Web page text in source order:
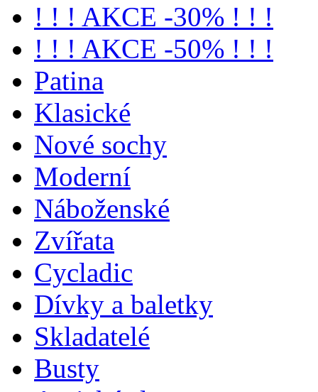
! ! ! AKCE -30% ! ! !
! ! ! AKCE -50% ! ! !
Patina
Klasické
Nové sochy
Moderní
Náboženské
Zvířata
Cycladic
Dívky a baletky
Skladatelé
Busty